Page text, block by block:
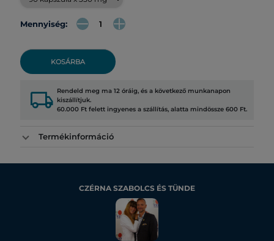
Mennyiség:
KOSÁRBA
local_shipping Rendeld meg ma 12 óráig, és a következő munkanapon
kiszállítjuk.
60.000 Ft felett ingyenes a szállítás, alatta mindössze 600 Ft.
Termékinformáció
CZÉRNA SZABOLCS ÉS TÜNDE